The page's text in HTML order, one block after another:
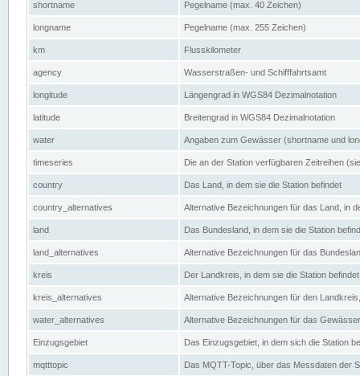
shortname Pegelname (max. 40 Zeichen)
longname Pegelname (max. 255 Zeichen)
km Flusskilometer
agency Wasserstraßen- und Schifffahrtsamt
longitude Längengrad in WGS84 Dezimalnotation
latitude Breitengrad in WGS84 Dezimalnotation
water Angaben zum Gewässer (shortname und
timeseries Die an der Station verfügbaren Zeitreihen
country Das Land, in dem sie die Station befindet
country_alternatives Alternative Bezeichnungen für das Land, in
land Das Bundesland, in dem sie die Station
land_alternatives Alternative Bezeichnungen für das
kreis Der Landkreis, in dem sie die Station befindet
kreis_alternatives Alternative Bezeichnungen für den
water_alternatives Alternative Bezeichnungen für das
Einzugsgebiet Das Einzugsgebiet, in dem sich die Station
mqtttopic Das MQTT-Topic, über das Messdaten der